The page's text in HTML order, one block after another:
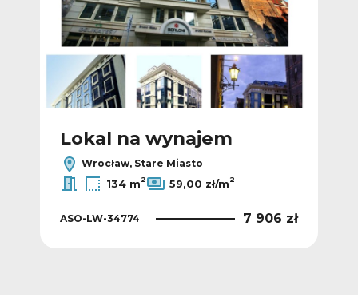
Lokal na wynajem
Wrocław, Stare Miasto
134 m2 59,00 zł/m2
ASO-LW-34774 7 906 zł